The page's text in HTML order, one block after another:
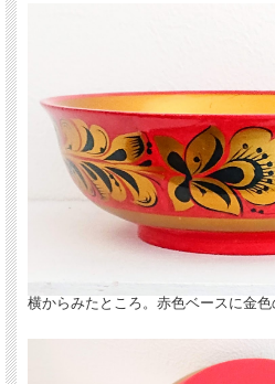
横からみたところ。赤色ベースに金色